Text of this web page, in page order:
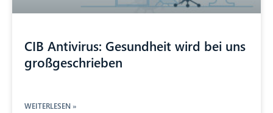
CIB Antivirus: Gesundheit wird bei uns
großgeschrieben
WEITERLESEN »